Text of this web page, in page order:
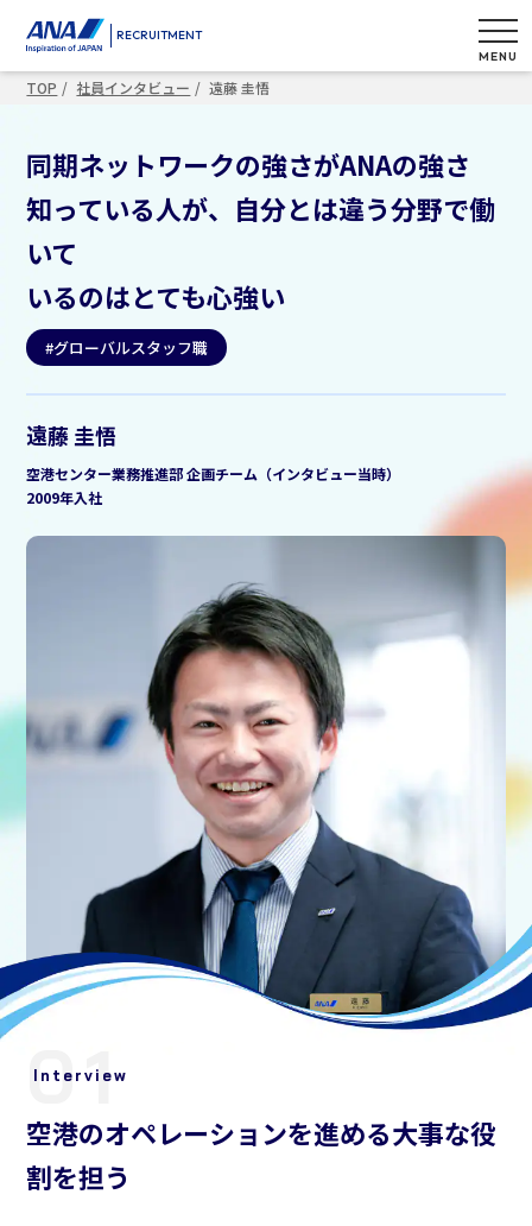
RECRUITMENT
MENU
TOP 社員インタビュー 遠藤 圭悟
同期ネットワークの強さがANAの強さ
知っている人が、自分とは違う分野で働
いて
いるのはとても心強い
#グローバルスタッフ職
遠藤 圭悟
空港センター業務推進部 企画チーム（インタビュー当時）
2009年入社
Interview
01
空港のオペレーションを進める大事な役
割を担う